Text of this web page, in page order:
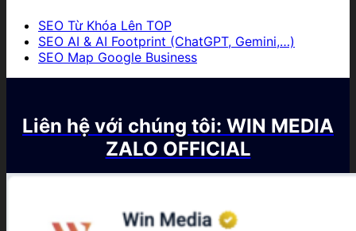
SEO Từ Khóa Lên TOP
SEO AI & AI Footprint (ChatGPT, Gemini,…)
SEO Map Google Business
Liên hệ với chúng tôi: WIN MEDIA
ZALO OFFICIAL